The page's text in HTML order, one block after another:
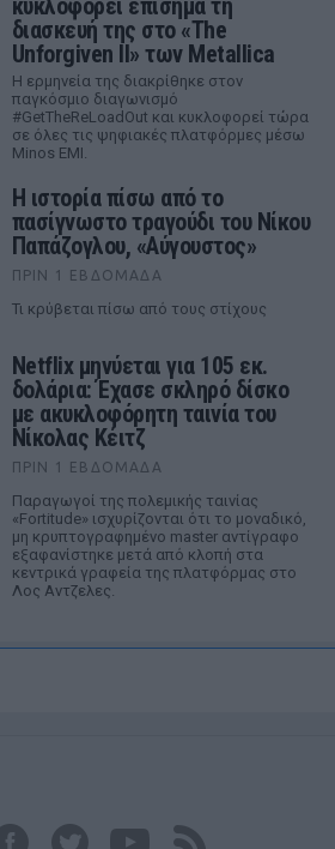
κυκλοφορεί επίσημα τη
διασκευή της στο «The
Unforgiven II» των Metallica
Η ερμηνεία της διακρίθηκε στον
παγκόσμιο διαγωνισμό
#GetTheReLoadOut και κυκλοφορεί τώρα
σε όλες τις ψηφιακές πλατφόρμες μέσω
Minos EMI.
Η ιστορία πίσω από το
πασίγνωστο τραγούδι του Νίκου
Παπάζογλου, «Αύγουστος»
ΠΡΙΝ 1 ΕΒΔΟΜΆΔΑ
Τι κρύβεται πίσω από τους στίχους
Netflix μηνύεται για 105 εκ.
δολάρια: Έχασε σκληρό δίσκο
με ακυκλοφόρητη ταινία του
Νίκολας Κέιτζ
ΠΡΙΝ 1 ΕΒΔΟΜΆΔΑ
Παραγωγοί της πολεμικής ταινίας
«Fortitude» ισχυρίζονται ότι το μοναδικό,
μη κρυπτογραφημένο master αντίγραφο
εξαφανίστηκε μετά από κλοπή στα
κεντρικά γραφεία της πλατφόρμας στο
Λος Αντζελες.